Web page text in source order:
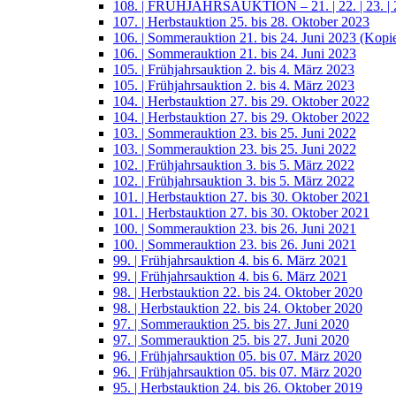
108. | FRÜHJAHRSAUKTION – 21. | 22. | 23. |
107. | Herbstauktion 25. bis 28. Oktober 2023
106. | Sommerauktion 21. bis 24. Juni 2023
106. | Sommerauktion 21. bis 24. Juni 2023
105. | Frühjahrsauktion 2. bis 4. März 2023
105. | Frühjahrsauktion 2. bis 4. März 2023
104. | Herbstauktion 27. bis 29. Oktober 2022
104. | Herbstauktion 27. bis 29. Oktober 2022
103. | Sommerauktion 23. bis 25. Juni 2022
103. | Sommerauktion 23. bis 25. Juni 2022
102. | Frühjahrsauktion 3. bis 5. März 2022
102. | Frühjahrsauktion 3. bis 5. März 2022
101. | Herbstauktion 27. bis 30. Oktober 2021
101. | Herbstauktion 27. bis 30. Oktober 2021
100. | Sommerauktion 23. bis 26. Juni 2021
100. | Sommerauktion 23. bis 26. Juni 2021
99. | Frühjahrsauktion 4. bis 6. März 2021
99. | Frühjahrsauktion 4. bis 6. März 2021
98. | Herbstauktion 22. bis 24. Oktober 2020
98. | Herbstauktion 22. bis 24. Oktober 2020
97. | Sommerauktion 25. bis 27. Juni 2020
97. | Sommerauktion 25. bis 27. Juni 2020
96. | Frühjahrsauktion 05. bis 07. März 2020
96. | Frühjahrsauktion 05. bis 07. März 2020
95. | Herbstauktion 24. bis 26. Oktober 2019